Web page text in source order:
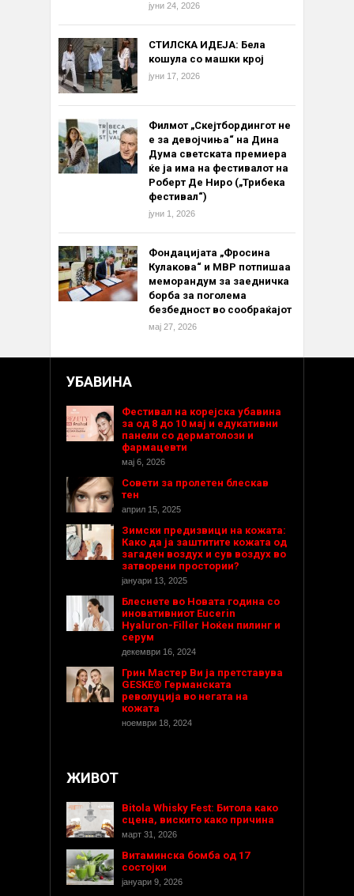
јуни 24, 2026
СТИЛСКА ИДЕЈА: Бела
кошула со машки крој
јуни 17, 2026
Филмот „Скејтбордингот не
е за девојчиња“ на Дина
Дума светската премиера
ќе ја има на фестивалот на
Роберт Де Ниро („Трибека
фестивал“)
јуни 1, 2026
Фондацијата „Фросина
Кулакова“ и МВР потпишаа
меморандум за заедничка
борба за поголема
безбедност во сообраќајот
мај 27, 2026
УБАВИНА
Фестивал на корејска убавина
за од 8 до 10 мај и едукативни
панели со дерматолози и
фармацевти
мај 6, 2026
Совети за пролетен блескав
тен
април 15, 2025
Зимски предизвици на кожата:
Како да ја заштитите кожата од
загаден воздух и сув воздух во
затворени простории?
јануари 13, 2025
Блеснете во Новата година со
иновативниот Eucerin
Hyaluron-Filler Ноќен пилинг и
серум
декември 16, 2024
Грин Мастер Ви ја претставува
GESKE® Германската
револуција во негата на
кожата
ноември 18, 2024
ЖИВОТ
Bitola Whisky Fest: Битола како
сцена, вискито како причина
март 31, 2026
Витаминска бомба од 17
состојки
јануари 9, 2026